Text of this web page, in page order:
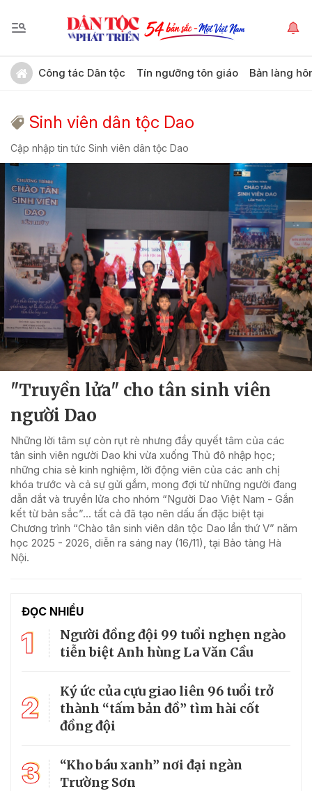
Công tác Dân tộc Tín ngưỡng tôn giáo Bản làng
Sinh viên dân tộc Dao
Cập nhập tin tức Sinh viên dân tộc Dao
"Truyền lửa" cho tân sinh viên
người Dao
Những lời tâm sự còn rụt rè nhưng đầy quyết tâm của các
tân sinh viên người Dao khi vừa xuống Thủ đô nhập học;
những chia sẻ kinh nghiệm, lời động viên của các anh chị
khóa trước và cả sự gửi gắm, mong đợi từ những người đang
dẫn dắt và truyền lửa cho nhóm “Người Dao Việt Nam - Gắn
kết từ bản sắc”... tất cả đã tạo nên dấu ấn đặc biệt tại
Chương trình “Chào tân sinh viên dân tộc Dao lần thứ V” năm
học 2025 - 2026, diễn ra sáng nay (16/11), tại Bảo tàng Hà
Nội.
ĐỌC NHIỀU
1
Người đồng đội 99 tuổi nghẹn ngào
tiễn biệt Anh hùng La Văn Cầu
2
Ký ức của cựu giao liên 96 tuổi trở
thành “tấm bản đồ” tìm hài cốt
đồng đội
3
“Kho báu xanh” nơi đại ngàn
Trường Sơn